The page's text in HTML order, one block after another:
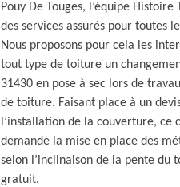
Pouy De Touges, l’équipe
des services assurés pour toutes
Nous proposons pour cela les
tout type de toiture un
31430 en pose à sec lors de
de toiture. Faisant place à un
l’installation de la couverture, ce
demande la mise en place des
selon l’inclinaison de la pente du
gratuit.